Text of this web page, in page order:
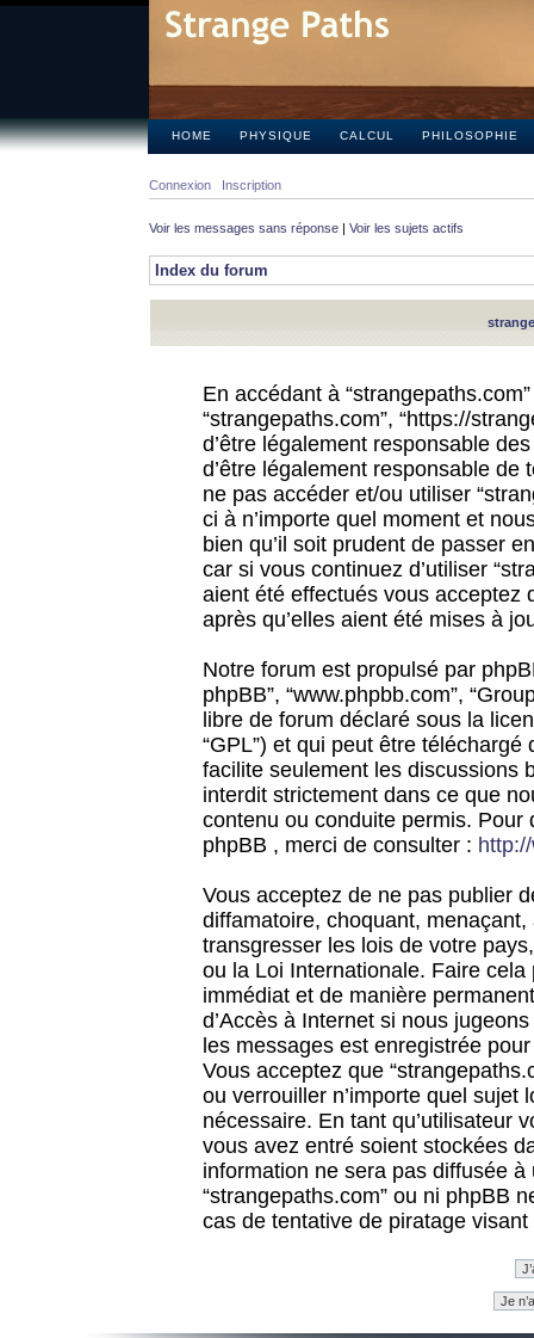
HOME PHYSIQUE CALCUL PHILOSOPHIE
Connexion Inscription
Voir les messages sans réponse | Voir les sujets actifs
Index du forum
En accédant à
“strangepaths.com”, “https://
d’être légalement responsable
d’être légalement responsable
ne pas accéder et/ou utiliser
ci à n’importe quel moment et
bien qu’il soit prudent de passer
car si vous continuez d’utiliser
aient été effectués vous acceptez
après qu’elles aient été mises à
Notre forum est propulsé par
phpBB”, “www.phpbb.com”,
libre de forum déclaré sous la
“GPL”) et qui peut être téléchargé
facilite seulement les discussions
interdit strictement dans ce que
contenu ou conduite permis.
phpBB , merci de consulter :
Vous acceptez de ne pas publier
diffamatoire, choquant,
transgresser les lois de votre
ou la Loi Internationale. Faire
immédiat et de manière
d’Accès à Internet si nous
les messages est enregistrée
Vous acceptez que
ou verrouiller n’importe quel sujet
nécessaire. En tant qu’utilisateur
vous avez entré soient stockées
information ne sera pas diffusée
“strangepaths.com” ou ni phpBB
cas de tentative de piratage